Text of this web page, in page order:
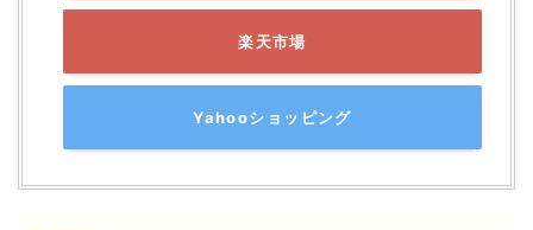
楽天市場
Yahooショッピング